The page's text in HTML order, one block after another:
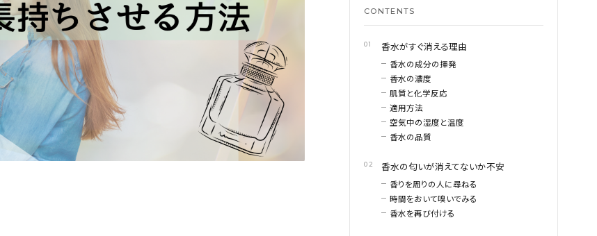
CONTENTS
香水がすぐ消える理由
香水の成分の揮発
香水の濃度
肌質と化学反応
適用方法
空気中の湿度と温度
香水の品質
香水の匂いが消えてないか不安
香りを周りの人に尋ねる
時間をおいて嗅いでみる
香水を再び付ける